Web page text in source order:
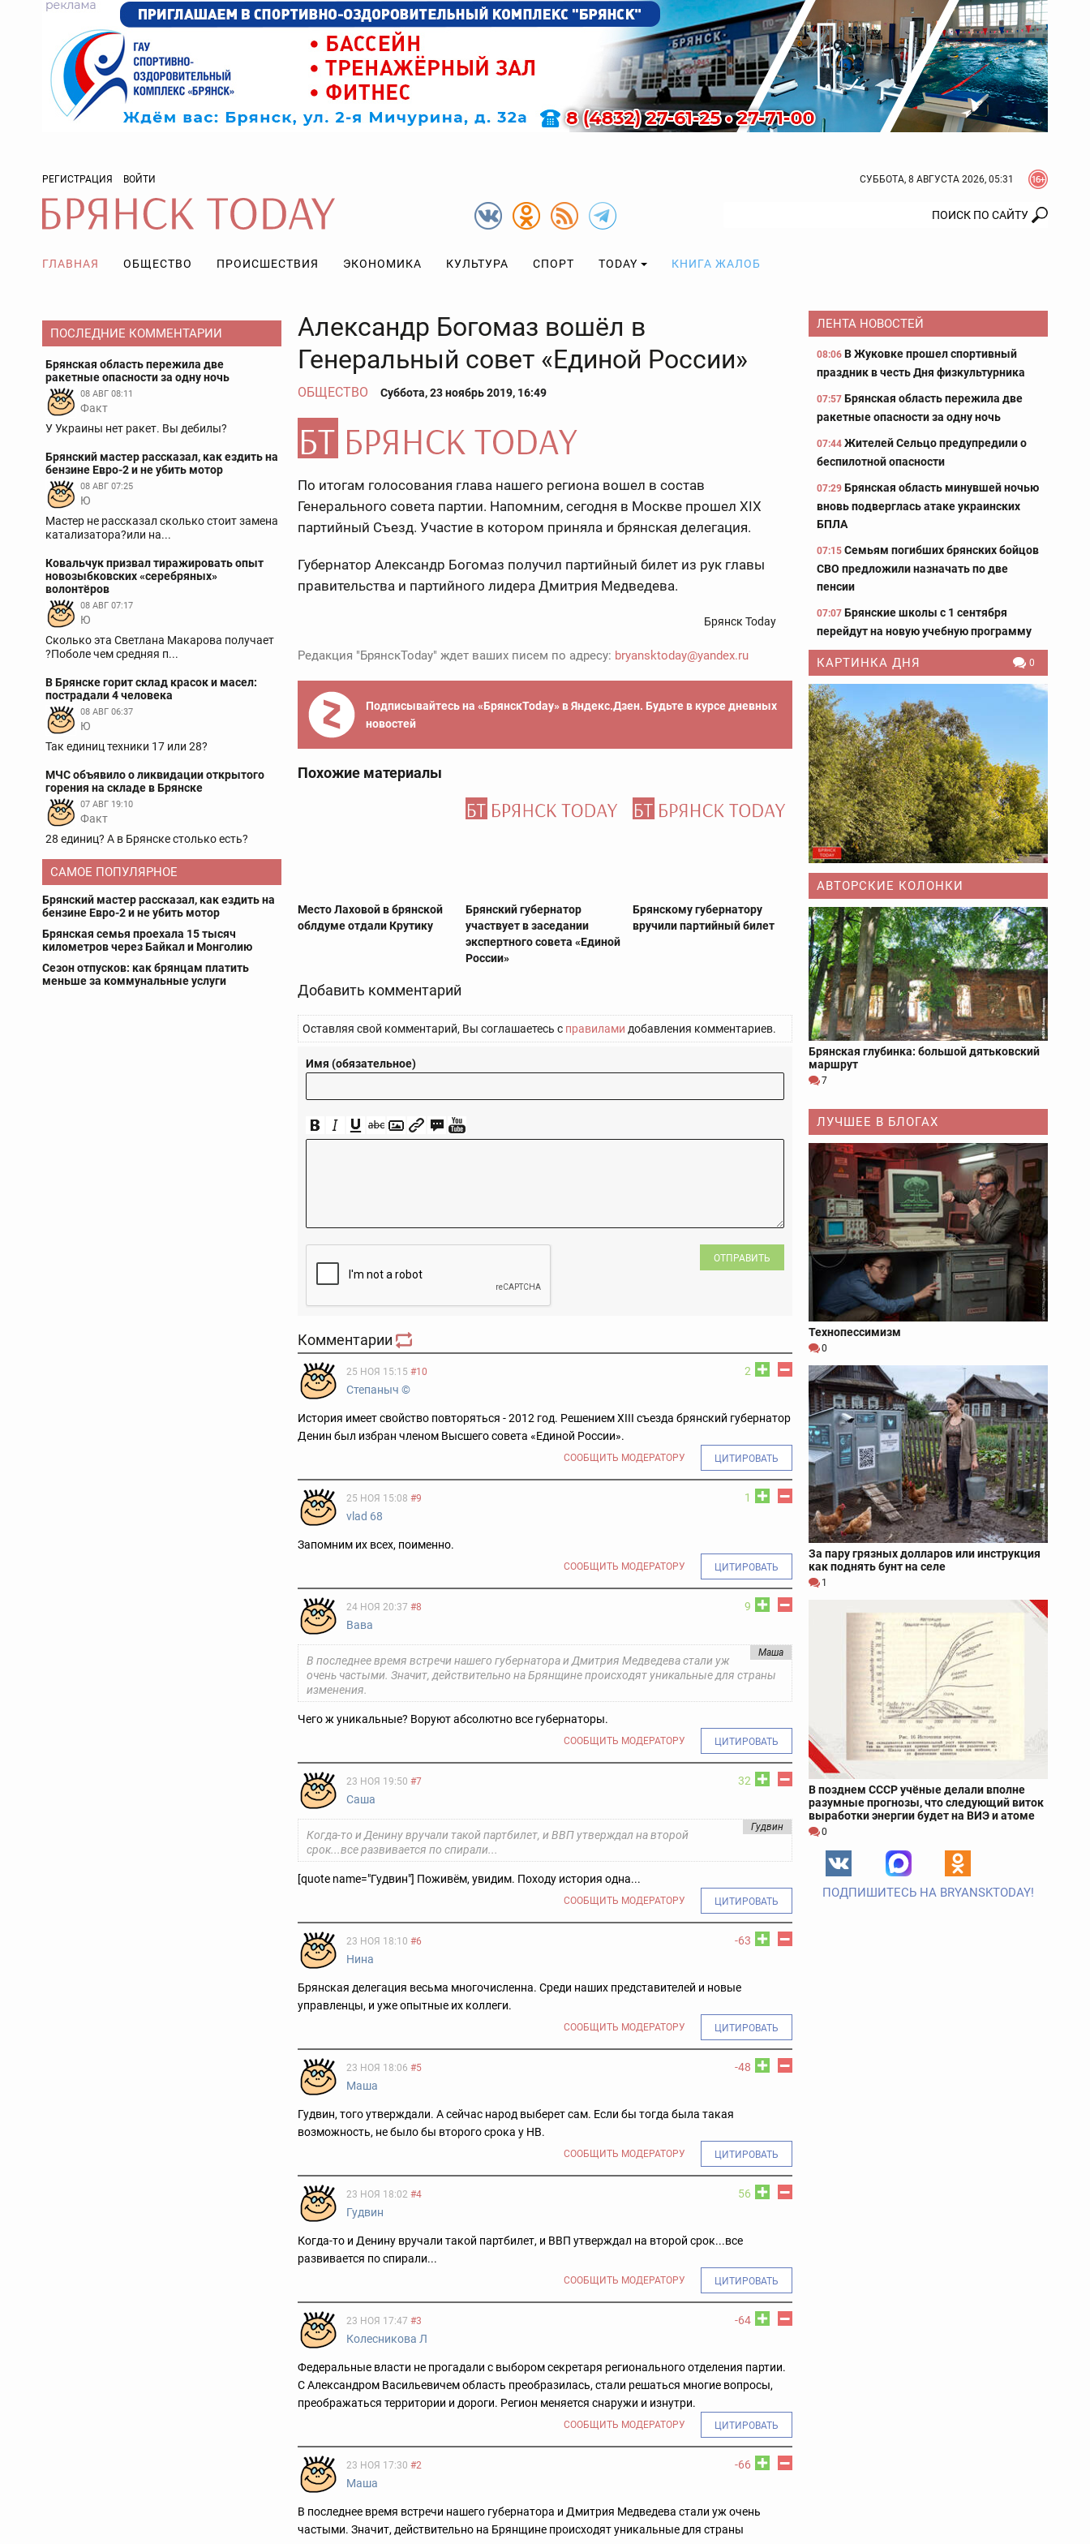
РЕГИСТРАЦИЯ ВОЙТИ СУББОТА, 8 АВГУСТА 2026, 05:31
ГЛАВНАЯ ОБЩЕСТВО ПРОИСШЕСТВИЯ ЭКОНОМИКА КУЛЬТУРА СПОРТ TODAY КНИГА ЖАЛОБ
ПОСЛЕДНИЕ КОММЕНТАРИИ
Брянская область пережила две
ракетные опасности за одну ночь
08 АВГ 08:11
Факт
У Украины нет ракет. Вы дебилы?
Брянский мастер рассказал, как ездить на
бензине Евро-2 и не убить мотор
08 АВГ 07:25
Ю
Мастер не рассказал сколько стоит замена
катализатора?или на...
Ковальчук призвал тиражировать опыт
новозыбковских «серебряных»
волонтёров
08 АВГ 07:17
Ю
Сколько эта Светлана Макарова получает
?Поболе чем средняя п...
В Брянске горит склад красок и масел:
пострадали 4 человека
08 АВГ 06:37
Ю
Так единиц техники 17 или 28?
МЧС объявило о ликвидации открытого
горения на складе в Брянске
07 АВГ 19:10
Факт
28 единиц? А в Брянске столько есть?
САМОЕ ПОПУЛЯРНОЕ
Брянский мастер рассказал, как ездить на
бензине Евро-2 и не убить мотор
Брянская семья проехала 15 тысяч
километров через Байкал и Монголию
Сезон отпусков: как брянцам платить
меньше за коммунальные услуги
Александр Богомаз вошёл в
Генеральный совет «Единой России»
ОБЩЕСТВО Суббота, 23 ноябрь 2019, 16:49
По итогам голосования глава нашего региона вошел в состав
Генерального совета партии. Напомним, сегодня в Москве прошел XIX
партийный Съезд. Участие в котором приняла и брянская делегация.
Губернатор Александр Богомаз получил партийный билет из рук главы
правительства и партийного лидера Дмитрия Медведева.
Брянск Today
Редакция "БрянскToday" ждет ваших писем по адресу: bryansktoday@yandex.ru
Подписывайтесь на «БрянскToday» в Яндекс.Дзен. Будьте в курсе дневных
новостей
Похожие материалы
Место Лаховой в брянской
облдуме отдали Крутику
Брянский губернатор
участвует в заседании
экспертного совета «Единой
России»
Брянскому губернатору
вручили партийный билет
Добавить комментарий
Оставляя свой комментарий, Вы соглашаетесь с правилами добавления комментариев.
Имя (обязательное)
ОТПРАВИТЬ
Комментарии
2
25 НОЯ 15:15 #10
Степаныч ©
История имеет свойство повторяться - 2012 год. Решением XIII съезда брянский губернатор
Денин был избран членом Высшего совета «Единой России».
СООБЩИТЬ МОДЕРАТОРУ ЦИТИРОВАТЬ
1
25 НОЯ 15:08 #9
vlad 68
Запомним их всех, поименно.
СООБЩИТЬ МОДЕРАТОРУ ЦИТИРОВАТЬ
9
24 НОЯ 20:37 #8
Вава
Маша
В последнее время встречи нашего губернатора и Дмитрия Медведева стали уж
очень частыми. Значит, действительно на Брянщине происходят уникальные для страны
изменения.
Чего ж уникальные? Воруют абсолютно все губернаторы.
СООБЩИТЬ МОДЕРАТОРУ ЦИТИРОВАТЬ
32
23 НОЯ 19:50 #7
Саша
Гудвин
Когда-то и Денину вручали такой партбилет, и ВВП утверждал на второй
срок...все развивается по спирали...
[quote name="Гудвин"] Поживём, увидим. Походу история одна...
СООБЩИТЬ МОДЕРАТОРУ ЦИТИРОВАТЬ
-63
23 НОЯ 18:10 #6
Нина
Брянская делегация весьма многочисленна. Среди наших представителей и новые
управленцы, и уже опытные их коллеги.
СООБЩИТЬ МОДЕРАТОРУ ЦИТИРОВАТЬ
-48
23 НОЯ 18:06 #5
Маша
Гудвин, того утверждали. А сейчас народ выберет сам. Если бы тогда была такая
возможность, не было бы второго срока у НВ.
СООБЩИТЬ МОДЕРАТОРУ ЦИТИРОВАТЬ
56
23 НОЯ 18:02 #4
Гудвин
Когда-то и Денину вручали такой партбилет, и ВВП утверждал на второй срок...все
развивается по спирали...
СООБЩИТЬ МОДЕРАТОРУ ЦИТИРОВАТЬ
-64
23 НОЯ 17:47 #3
Колесникова Л
Федеральные власти не прогадали с выбором секретаря регионального отделения партии.
С Александром Васильевичем область преобразилась, стали решаться многие вопросы,
преображаться территории и дороги. Регион меняется снаружи и изнутри.
СООБЩИТЬ МОДЕРАТОРУ ЦИТИРОВАТЬ
-66
23 НОЯ 17:30 #2
Маша
В последнее время встречи нашего губернатора и Дмитрия Медведева стали уж очень
частыми. Значит, действительно на Брянщине происходят уникальные для страны
ЛЕНТА НОВОСТЕЙ
08:06 В Жуковке прошел спортивный
праздник в честь Дня физкультурника
07:57 Брянская область пережила две
ракетные опасности за одну ночь
07:44 Жителей Сельцо предупредили о
беспилотной опасности
07:29 Брянская область минувшей ночью
вновь подверглась атаке украинских
БПЛА
07:15 Семьям погибших брянских бойцов
СВО предложили назначать по две
пенсии
07:07 Брянские школы с 1 сентября
перейдут на новую учебную программу
КАРТИНКА ДНЯ 0
АВТОРСКИЕ КОЛОНКИ
Брянская глубинка: большой дятьковский
маршрут
7
ЛУЧШЕЕ В БЛОГАХ
Технопессимизм
0
За пару грязных долларов или инструкция
как поднять бунт на селе
1
В позднем СССР учёные делали вполне
разумные прогнозы, что следующий виток
выработки энергии будет на ВИЭ и атоме
0
ПОДПИШИТЕСЬ НА BRYANSKTODAY!